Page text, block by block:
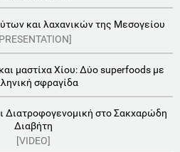
και λαχανικών της Μεσογείου
μαστίχα Χίου: Δύο superfoods με
σφραγίδα
Διατροφογενομική στο Σακχαρώδη
Διαβήτη
[VIDEO]